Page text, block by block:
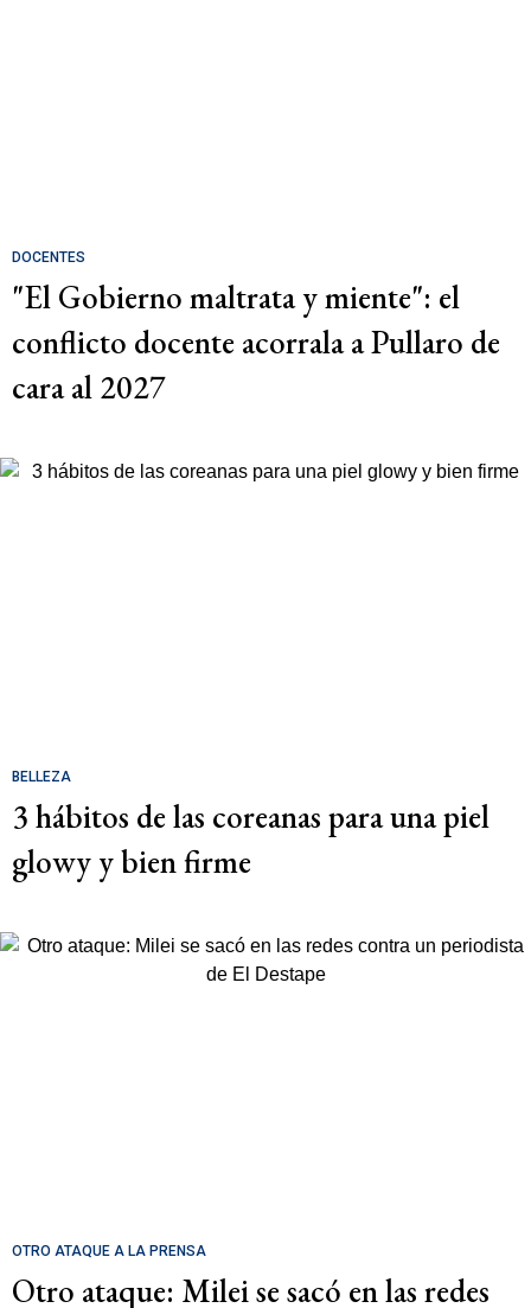
DOCENTES
"El Gobierno maltrata y miente": el
conflicto docente acorrala a Pullaro de
cara al 2027
BELLEZA
3 hábitos de las coreanas para una piel
glowy y bien firme
OTRO ATAQUE A LA PRENSA
Otro ataque: Milei se sacó en las redes